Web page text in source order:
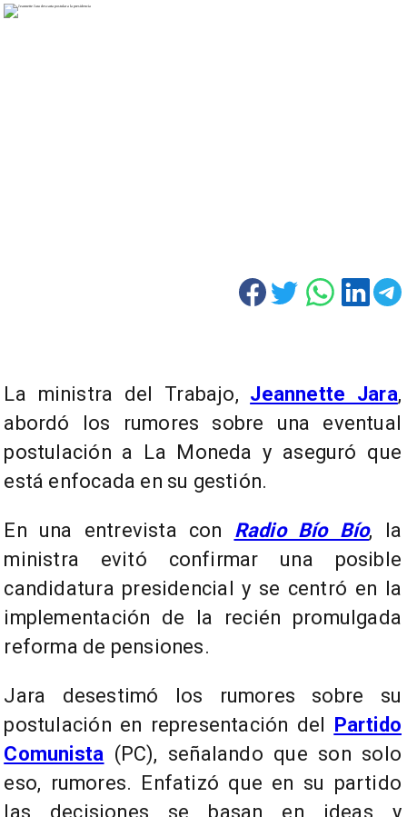
La ministra del Trabajo, Jeannette Jara,
abordó los rumores sobre una eventual
postulación a La Moneda y aseguró que
está enfocada en su gestión.
En una entrevista con Radio Bío Bío, la
ministra evitó confirmar una posible
candidatura presidencial y se centró en la
implementación de la recién promulgada
reforma de pensiones.
Jara desestimó los rumores sobre su
postulación en representación del
Partido
Comunista (PC), señalando que son solo
eso, rumores. Enfatizó que en su partido
las decisiones se basan en ideas y